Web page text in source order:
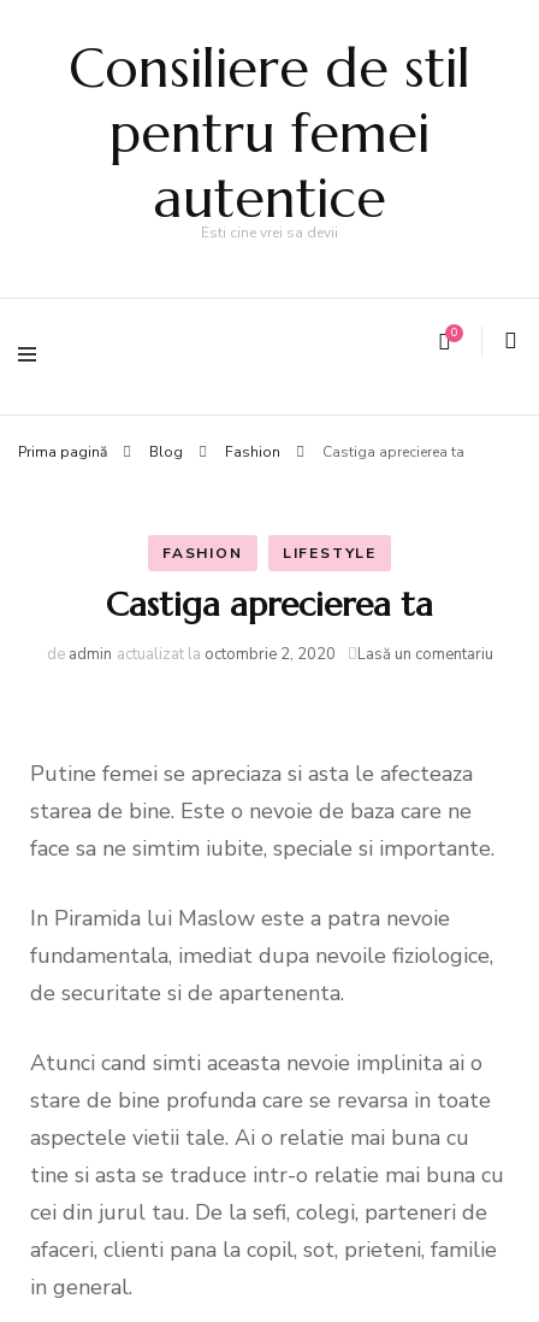
Consiliere de stil
pentru femei
autentice
Esti cine vrei sa devii
0
Prima pagină Blog Fashion Castiga aprecierea ta
FASHION LIFESTYLE
Castiga aprecierea ta
de admin actualizat la octombrie 2, 2020 Lasă un comentariula
Putine femei se apreciaza si asta le afecteaza
starea de bine. Este o nevoie de baza care ne
face sa ne simtim iubite, speciale si importante.
In Piramida lui Maslow este a patra nevoie
fundamentala, imediat dupa nevoile fiziologice,
de securitate si de apartenenta.
Atunci cand simti aceasta nevoie implinita ai o
stare de bine profunda care se revarsa in toate
aspectele vietii tale. Ai o relatie mai buna cu
tine si asta se traduce intr-o relatie mai buna cu
cei din jurul tau. De la sefi, colegi, parteneri de
afaceri, clienti pana la copil, sot, prieteni, familie
in general.